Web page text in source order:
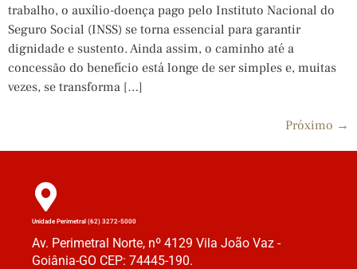
trabalho, o auxílio-doença pago pelo Instituto Nacional do
Seguro Social (INSS) se torna essencial para garantir
dignidade e sustento. Ainda assim, o caminho até a
concessão do benefício está longe de ser simples e, muitas
vezes, se transforma […]
Próximo →
Unidade Perimetral (62) 3272-5000
Av. Perimetral Norte, nº 4129 Vila João Vaz -
Goiânia-GO CEP: 74445-190.